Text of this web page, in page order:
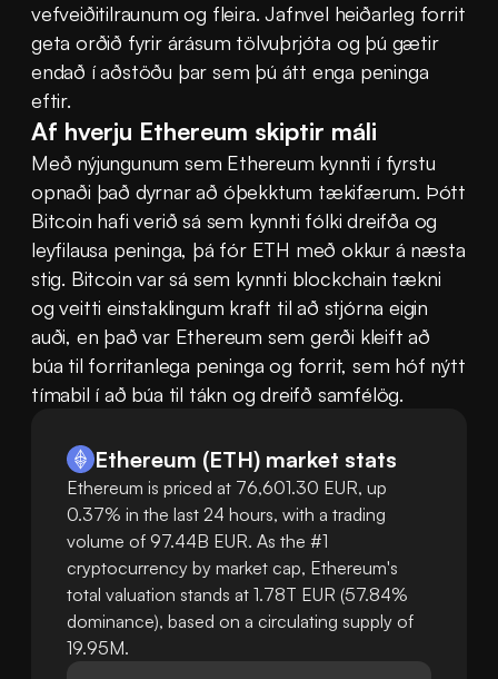
vefveiðitilraunum og fleira. Jafnvel heiðarleg forrit
geta orðið fyrir árásum tölvuþrjóta og þú gætir
endað í aðstöðu þar sem þú átt enga peninga
eftir.
Af hverju Ethereum skiptir máli
Með nýjungunum sem Ethereum kynnti í fyrstu
opnaði það dyrnar að óþekktum tækifærum. Þótt
Bitcoin hafi verið sá sem kynnti fólki dreifða og
leyfilausa peninga, þá fór ETH með okkur á næsta
stig. Bitcoin var sá sem kynnti blockchain tækni
og veitti einstaklingum kraft til að stjórna eigin
auði, en það var Ethereum sem gerði kleift að
búa til forritanlega peninga og forrit, sem hóf nýtt
tímabil í að búa til tákn og dreifð samfélög.
Ethereum (ETH) market stats
Ethereum is priced at 76,601.30 EUR, up
0.37% in the last 24 hours, with a trading
volume of 97.44B EUR. As the #1
cryptocurrency by market cap, Ethereum's
total valuation stands at 1.78T EUR (57.84%
dominance), based on a circulating supply of
19.95M.